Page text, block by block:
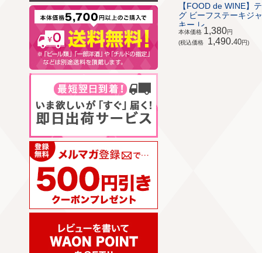
【FOOD de WINE】
グ ビーフステーキジ
キー レ...
本体価格 1,380円
(税込価格
1,490.40円)